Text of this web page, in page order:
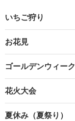
いちご狩り
お花見
ゴールデンウィーク
花火大会
夏休み（夏祭り）